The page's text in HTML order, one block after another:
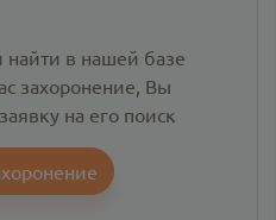
в нашей базе
захоронение, Вы
на его поиск